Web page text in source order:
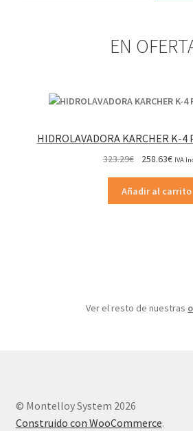
EN
HIDROLAVADORA KARCHER K-4
323.29€
original
era:
258.63€El
actual
es:
IVA
Añadir al carrito
Ver el resto de nuestras
© Montelloy System 2026
Construido con WooCommerce.